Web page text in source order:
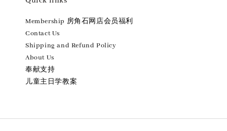
Membership 房角石网店会员福利
Contact Us
Shipping and Refund Policy
About Us
奉献支持
儿童主日学教案